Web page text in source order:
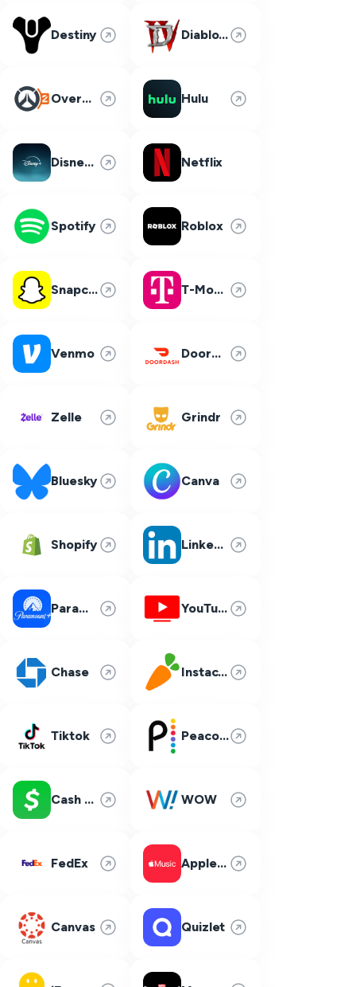
Destiny Diablo 4
Overwatch 2 Hulu
Disney Plus Netflix
Spotify Roblox
Snapchat T-Mobile
Venmo DoorDash
Zelle Grindr
Bluesky Canva
Shopify LinkedIn
Paramount Plus YouTube TV
Chase Instacart
Tiktok Peacock
Cash App WOW
FedEx Apple Music
Canvas Quizlet